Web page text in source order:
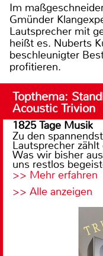
Im
Gmünder
Lautsprecher mit
heißt es. Nuberts
beschleunigter
profitieren.
Topthema:
Acoustic Trivion
1825 Tage Musik
Zu den
Lautsprecher
Was wir bisher
uns restlos
>> Mehr erfahren
>> Alle anzeigen